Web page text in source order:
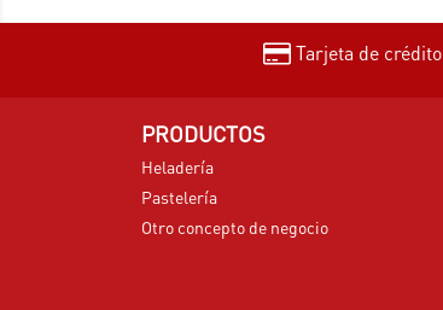
Tarjeta de crédito
PRODUCTOS
Heladería
Pastelería
Otro concepto de negocio